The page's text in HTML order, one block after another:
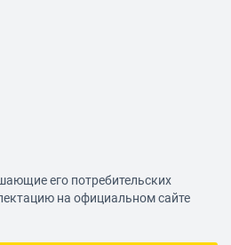
его потребительских
на официальном сайте